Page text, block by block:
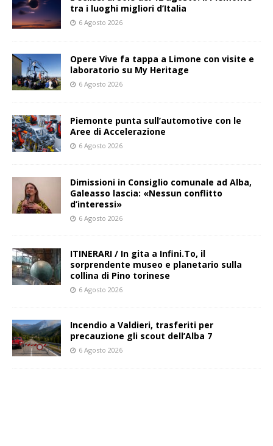
tra i luoghi migliori d’Italia
6 Agosto 2026
Opere Vive fa tappa a Limone con visite e
laboratorio su My Heritage
6 Agosto 2026
Piemonte punta sull’automotive con le
Aree di Accelerazione
6 Agosto 2026
Dimissioni in Consiglio comunale ad Alba,
Galeasso lascia: «Nessun conflitto
d’interessi»
6 Agosto 2026
ITINERARI / In gita a Infini.To, il
sorprendente museo e planetario sulla
collina di Pino torinese
6 Agosto 2026
Incendio a Valdieri, trasferiti per
precauzione gli scout dell’Alba 7
6 Agosto 2026